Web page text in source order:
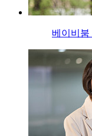
베이비